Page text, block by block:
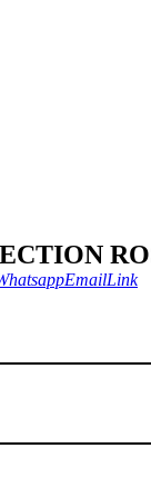
Email
EmailCopy
Link